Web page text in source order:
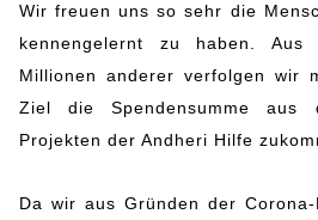
Wir freuen uns so sehr die
kennengelernt zu haben. Aus
Millionen anderer verfolgen wir
Ziel die Spendensumme aus
Projekten der Andheri Hilfe
Da wir aus Gründen der